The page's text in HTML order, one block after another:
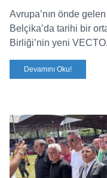
Avrupa’nın önde
Belçika’da tarihi bir
Birliği’nin yeni
Devamını Oku!